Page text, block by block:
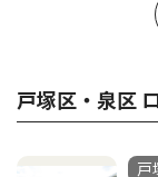
戸塚区・泉区
戸